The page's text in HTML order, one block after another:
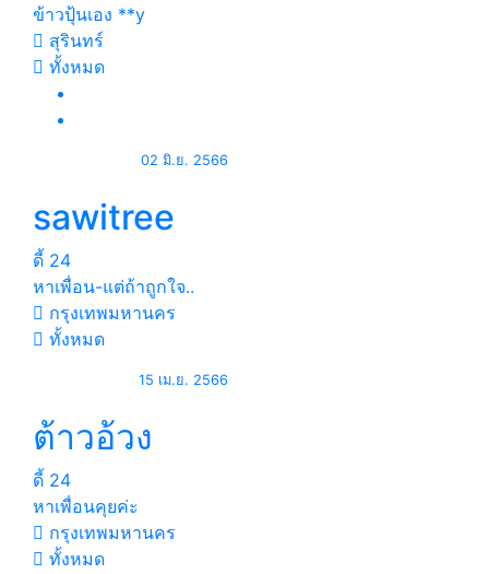
ข้าวปุ้นเอง **y
สุรินทร์
ทั้งหมด
02 มิ.ย. 2566
sawitree
ดี้ 24
หาเพื่อน-แต่ถ้าถูกใจ..
กรุงเทพมหานคร
ทั้งหมด
15 เม.ย. 2566
ต้าวอ้วง
ดี้ 24
หาเพื่อนคุยค่ะ
กรุงเทพมหานคร
ทั้งหมด